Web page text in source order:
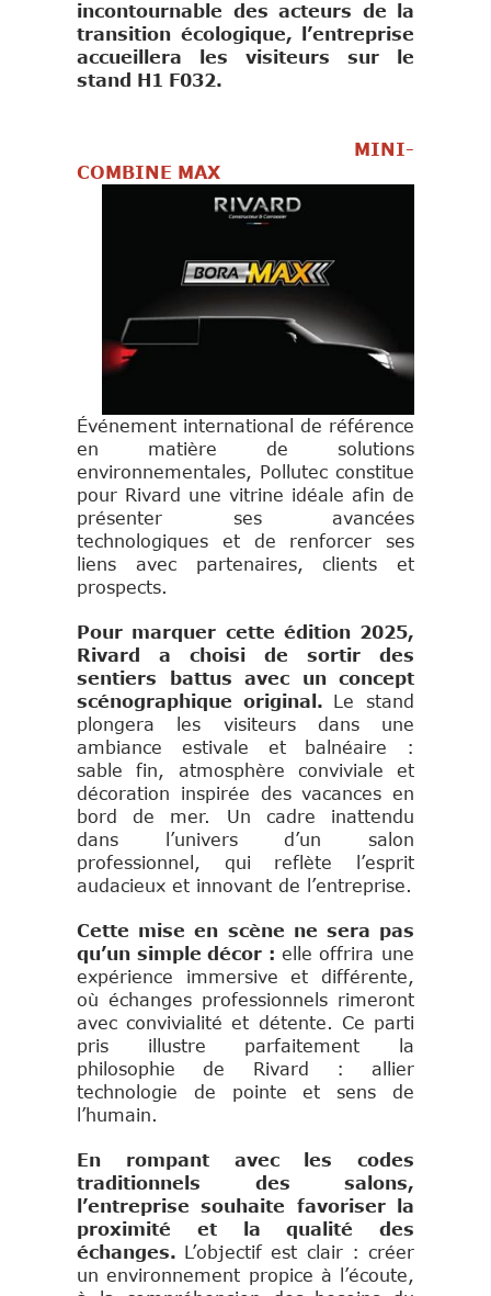
incontournable des acteurs de la
transition écologique, l’entreprise
accueillera les visiteurs sur le
stand H1 F032.
MINI-
COMBINE MAX
Événement international de référence
en matière de solutions
environnementales, Pollutec constitue
pour Rivard une vitrine idéale afin de
présenter ses avancées
technologiques et de renforcer ses
liens avec partenaires, clients et
prospects.
Pour marquer cette édition 2025,
Rivard a choisi de sortir des
sentiers battus avec un concept
scénographique original. Le stand
plongera les visiteurs dans une
ambiance estivale et balnéaire :
sable fin, atmosphère conviviale et
décoration inspirée des vacances en
bord de mer. Un cadre inattendu
dans l’univers d’un salon
professionnel, qui reflète l’esprit
audacieux et innovant de l’entreprise.
Cette mise en scène ne sera pas
qu’un simple décor : elle offrira une
expérience immersive et différente,
où échanges professionnels rimeront
avec convivialité et détente. Ce parti
pris illustre parfaitement la
philosophie de Rivard : allier
technologie de pointe et sens de
l’humain.
En rompant avec les codes
traditionnels des salons,
l’entreprise souhaite favoriser la
proximité et la qualité des
échanges. L’objectif est clair : créer
un environnement propice à l’écoute,